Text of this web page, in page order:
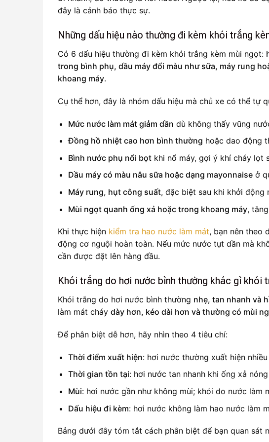
đây là cảnh báo thực sự.
Những dấu hiệu nào thường đi kèm khói trắng
Có 6 dấu hiệu thường đi kèm khói trắng kèm mùi ngọt:
trong bình phụ, dầu máy đổi màu như sữa, máy rung
khoang máy.
Cụ thể hơn, đây là nhóm dấu hiệu mà chủ xe có thể tự
Mức nước làm mát giảm dần dù không thấy vũng
Đồng hồ nhiệt cao hơn bình thường hoặc dao động
Bình nước phụ nổi bọtkhi nổ máy, gợi ý khí cháy lọt
Dầu máy có màu nâu sữa hoặc dạng mayonnaiseở
Máy rung, hụt công suất, đặc biệt sau khi khởi động
Mùi ngọt quanh ống xả hoặc trong khoang máy,
Khi thực hiện kiểm tra hao nước làm mát, bạn nên theo
động cơ nguội hoàn toàn. Nếu mức nước tụt dần mà
cần được đặt lên hàng đầu.
Khói trắng do hơi nước bình thường khác gì khói
Khói trắng do hơi nước bình thường nhẹ, tan nhanh và
làm mát cháy dày hơn, kéo dài hơn và thường có mùi
Để phân biệt dễ hơn, hãy nhìn theo 4 tiêu chí:
Thời điểm xuất hiện: hơi nước thường xuất hiện
Thời gian tồn tại: hơi nước tan nhanh khi ống xả
Mùi: hơi nước gần như không mùi; khói do nước làm
Dấu hiệu đi kèm: hơi nước không làm hao nước làm
Bảng dưới đây tóm tắt cách phân biệt để bạn quan sát